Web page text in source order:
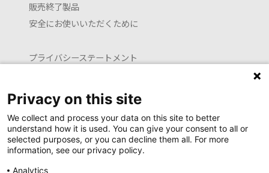
販売終了製品
安全にお使いいただくために
プライバシーステートメント
お問い合わせ
Launguage setting
Privacy on this site
We collect and process your data on this site to better
understand how it is used. You can give your consent to all or
selected purposes, or you can decline them all. For more
information, see our privacy policy.
Analytics